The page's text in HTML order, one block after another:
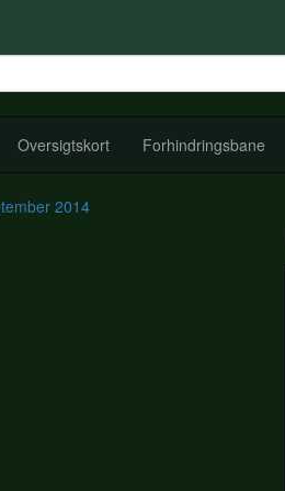
Oversigtskort Forhindringsbane
2014